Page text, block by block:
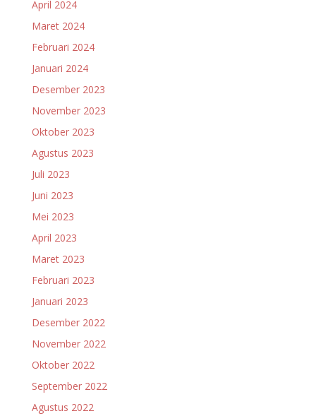
April 2024
Maret 2024
Februari 2024
Januari 2024
Desember 2023
November 2023
Oktober 2023
Agustus 2023
Juli 2023
Juni 2023
Mei 2023
April 2023
Maret 2023
Februari 2023
Januari 2023
Desember 2022
November 2022
Oktober 2022
September 2022
Agustus 2022